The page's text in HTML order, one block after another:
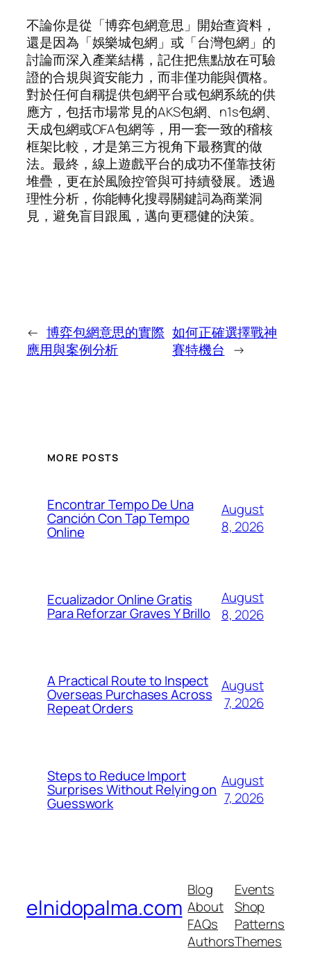
不論你是從「博弈包網意思」開始查資料，
還是因為「娛樂城包網」或「台灣包網」的
討論而深入產業結構，記住把焦點放在可驗
證的合規與資安能力，而非僅功能與價格。
對於任何自稱提供包網平台或包網系統的供
應方，包括市場常見的AKS包網、n1s包網、
天成包網或OFA包網等，用一套一致的稽核
框架比較，才是第三方視角下最務實的做
法。最終，線上遊戲平台的成功不僅靠技術
堆疊，更在於風險控管與可持續發展。透過
理性分析，你能轉化搜尋關鍵詞為商業洞
見，避免盲目跟風，邁向更穩健的決策。
← 博弈包網意思的實際
應用與案例分析
如何正確選擇戰神
賽特機台 →
MORE POSTS
Encontrar Tempo De Una
Canción Con Tap Tempo
Online
August
8, 2026
Ecualizador Online Gratis
Para Reforzar Graves Y Brillo
August
8, 2026
A Practical Route to Inspect
Overseas Purchases Across
Repeat Orders
August
7, 2026
Steps to Reduce Import
Surprises Without Relying on
Guesswork
August
7, 2026
elnidopalma.com
Blog
About
FAQs
Authors
Events
Shop
Patterns
Themes